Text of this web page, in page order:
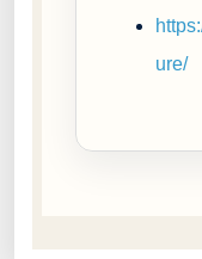
ure/